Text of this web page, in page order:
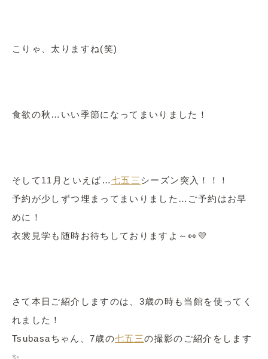
こりゃ、太りますね(笑)
食欲の秋…いい季節になってまいりました！
そして11月といえば…七五三シーズン突入！！！
予約が少しずつ埋まってまいりました…ご予約はお早
めに！
衣裳見学も随時お待ちしておりますよ～👀💛
さて本日ご紹介しますのは、3歳の時も当館を使ってく
れました！
Tsubasaちゃん、7歳の七五三の撮影のご紹介をします